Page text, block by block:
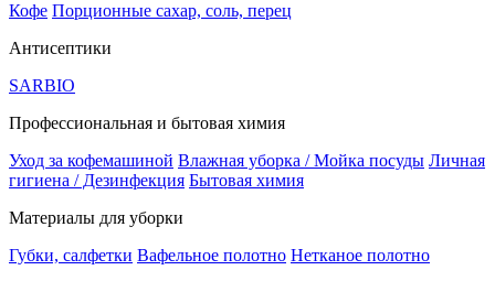
Кофе Порционные сахар, соль, перец
Антисептики
SARBIO
Профессиональная и бытовая химия
Уход за кофемашиной Влажная уборка / Мойка посуды Личная
гигиена / Дезинфекция Бытовая химия
Материалы для уборки
Губки, салфетки Вафельное полотно Нетканое полотно